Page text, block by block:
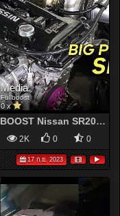
Media
Fullboost
0 x
50psi BOOST Nissan SR20DET street S14 | fullBOOST
2K 0 0
17 ก.ย. 2023